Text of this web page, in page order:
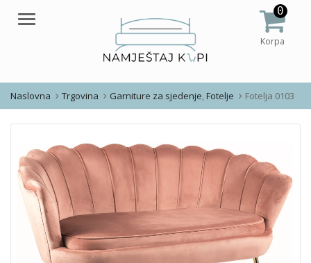
Meni
0
Korpa
Naslovna Trgovina Garniture za sjedenje,Fotelje Fotelja 0103